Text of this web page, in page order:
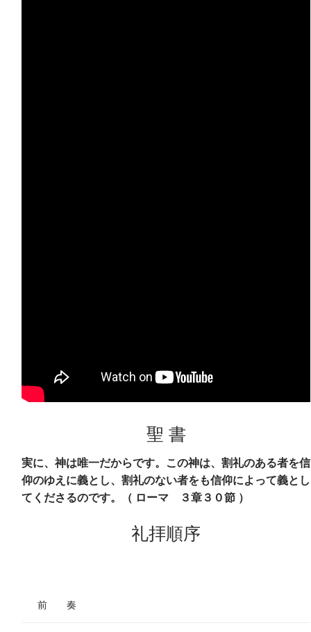
聖 書
実に、神は唯一だからです。この神は、割礼のある者を信
仰のゆえに義とし、割礼のない者をも信仰によって義とし
てくださるのです。（ ローマ ３章３０節 ）
礼拝順序
前 奏